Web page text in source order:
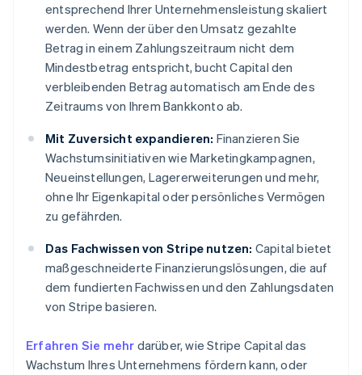
entsprechend Ihrer Unternehmensleistung skaliert
werden. Wenn der über den Umsatz gezahlte
Betrag in einem Zahlungszeitraum nicht dem
Mindestbetrag entspricht, bucht Capital den
verbleibenden Betrag automatisch am Ende des
Zeitraums von Ihrem Bankkonto ab.
Mit Zuversicht expandieren: Finanzieren Sie
Wachstumsinitiativen wie Marketingkampagnen,
Neueinstellungen, Lagererweiterungen und mehr,
ohne Ihr Eigenkapital oder persönliches Vermögen
zu gefährden.
Das Fachwissen von Stripe nutzen: Capital bietet
maßgeschneiderte Finanzierungslösungen, die auf
dem fundierten Fachwissen und den Zahlungsdaten
von Stripe basieren.
Erfahren Sie mehr darüber, wie Stripe Capital das
Wachstum Ihres Unternehmens fördern kann, oder